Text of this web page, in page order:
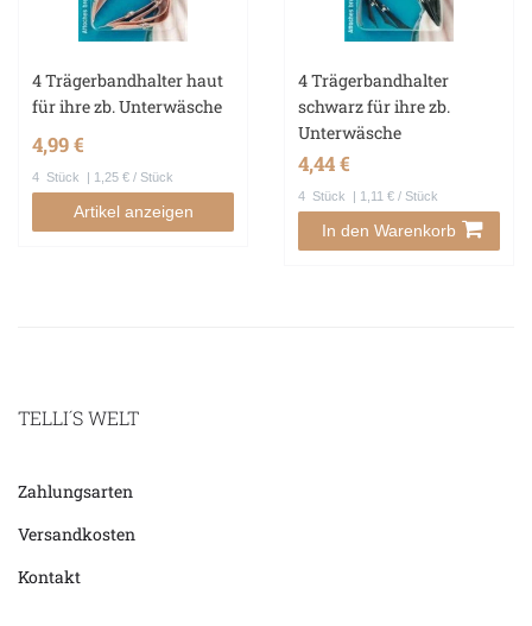
4 Trägerbandhalter haut
für ihre zb. Unterwäsche
4,99 €
4 Stück | 1,25 € / Stück
Artikel anzeigen
4 Trägerbandhalter
schwarz für ihre zb.
Unterwäsche
4,44 €
4 Stück | 1,11 € / Stück
In den Warenkorb
TELLI´S WELT
Zahlungsarten
Versandkosten
Kontakt